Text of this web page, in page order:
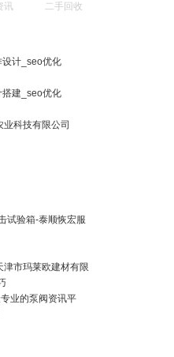
讯 二手回收
计_seo优化
建_seo优化
科技有限公司
试验箱-泰顺恢宏服
市玛莱欧建材有限
业的泵阀资讯平